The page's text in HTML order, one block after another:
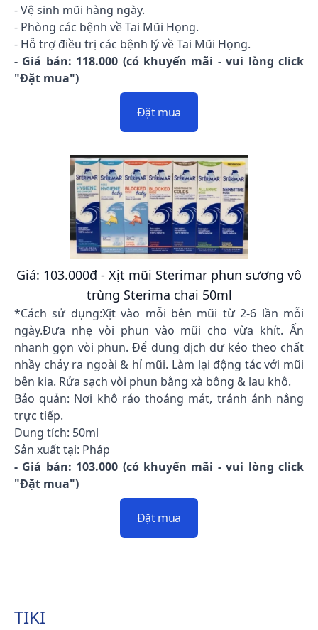
- Vệ sinh mũi hàng ngày.
- Phòng các bệnh về Tai Mũi Họng.
- Hỗ trợ điều trị các bệnh lý về Tai Mũi Họng.
- Giá bán: 118.000 (có khuyến mãi - vui lòng click
"Đặt mua")
Đặt mua
Giá: 103.000đ - Xịt mũi Sterimar phun sương vô
trùng Sterima chai 50ml
*Cách sử dụng:Xịt vào mỗi bên mũi từ 2-6 lần mỗi
ngày.Đưa nhẹ vòi phun vào mũi cho vừa khít. Ấn
nhanh gọn vòi phun. Để dung dịch dư kéo theo chất
nhầy chảy ra ngoài & hỉ mũi. Làm lại động tác với mũi
bên kia. Rửa sạch vòi phun bằng xà bông & lau khô.
Bảo quản: Nơi khô ráo thoáng mát, tránh ánh nắng
trực tiếp.
Dung tích: 50ml
Sản xuất tại: Pháp
- Giá bán: 103.000 (có khuyến mãi - vui lòng click
"Đặt mua")
Đặt mua
TIKI